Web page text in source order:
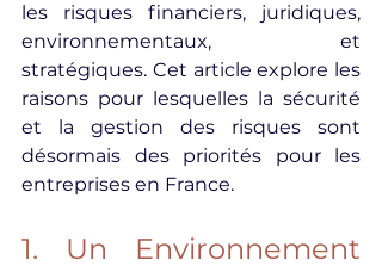
les risques financiers, juridiques,
environnementaux, et
stratégiques. Cet article explore les
raisons pour lesquelles la sécurité
et la gestion des risques sont
désormais des priorités pour les
entreprises en France.
1. Un Environnement